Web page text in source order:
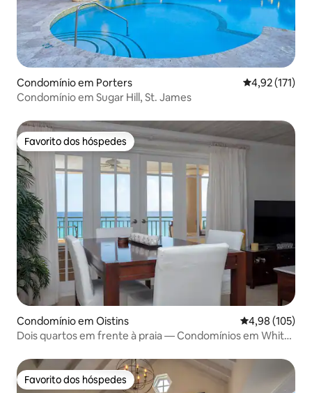
Condomínio em Porters Classificação
4,92 (171)
Condomínio em Sugar Hill, St. James
Favorito dos hóspedes
Favorito dos hóspedes
Condomínio em Oistins Classificação
4,98 (105)
Dois quartos em frente à praia — Condomínios em White
Favorito dos hóspedes
Favorito dos hóspedes